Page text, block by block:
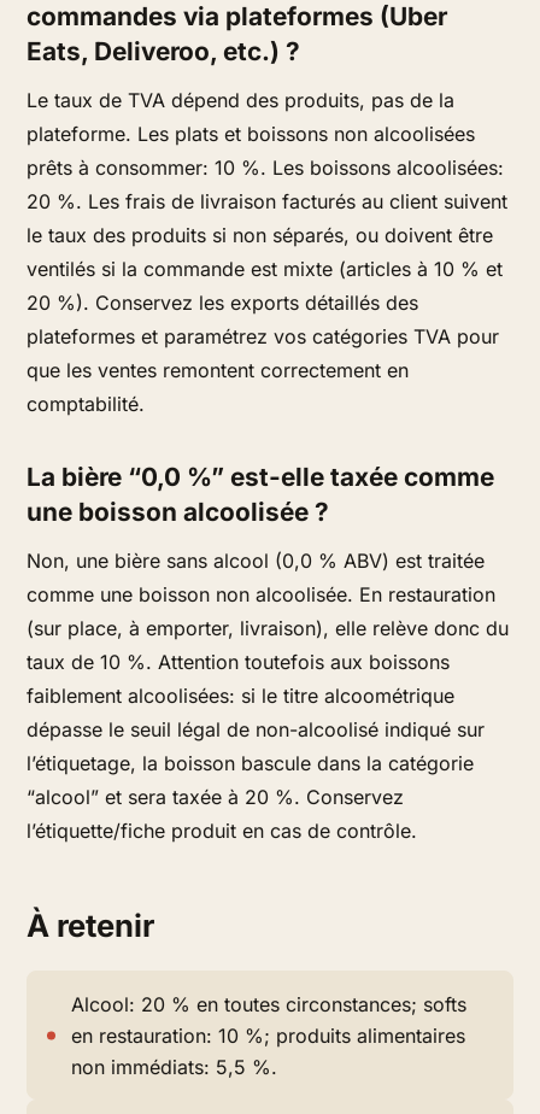
commandes via plateformes (Uber
Eats, Deliveroo, etc.) ?
Le taux de TVA dépend des produits, pas de la
plateforme. Les plats et boissons non alcoolisées
prêts à consommer: 10 %. Les boissons alcoolisées:
20 %. Les frais de livraison facturés au client suivent
le taux des produits si non séparés, ou doivent être
ventilés si la commande est mixte (articles à 10 % et
20 %). Conservez les exports détaillés des
plateformes et paramétrez vos catégories TVA pour
que les ventes remontent correctement en
comptabilité.
La bière “0,0 %” est-elle taxée comme
une boisson alcoolisée ?
Non, une bière sans alcool (0,0 % ABV) est traitée
comme une boisson non alcoolisée. En restauration
(sur place, à emporter, livraison), elle relève donc du
taux de 10 %. Attention toutefois aux boissons
faiblement alcoolisées: si le titre alcoométrique
dépasse le seuil légal de non-alcoolisé indiqué sur
l’étiquetage, la boisson bascule dans la catégorie
“alcool” et sera taxée à 20 %. Conservez
l’étiquette/fiche produit en cas de contrôle.
À retenir
Alcool: 20 % en toutes circonstances; softs
en restauration: 10 %; produits alimentaires
non immédiats: 5,5 %.